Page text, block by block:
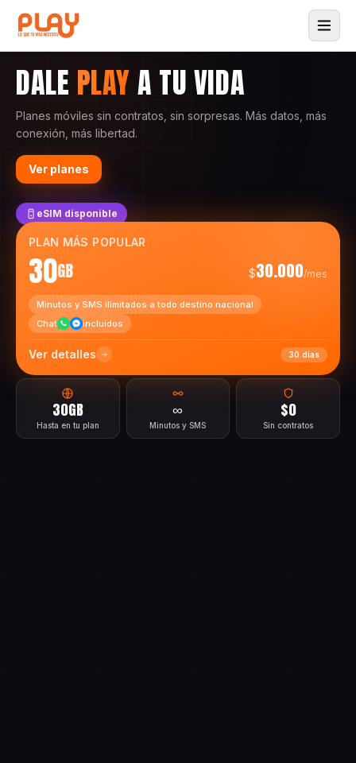
DALE PLAYA TU VIDA
Planes móviles sin contratos, sin sorpresas. Más datos, más
conexión, más libertad.
Ver planes
eSIM disponible
PLAN MÁS POPULAR
30GB $30.000/mes
Minutos y SMS ilimitados a todo destino nacional
Chat
incluidos
Ver detalles 30 días
30GB
Hasta en tu plan
∞
Minutos y SMS
$0
Sin contratos